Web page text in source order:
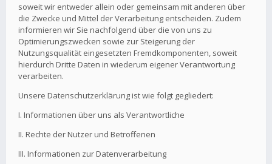
soweit wir entweder allein oder gemeinsam mit anderen über
die Zwecke und Mittel der Verarbeitung entscheiden. Zudem
informieren wir Sie nachfolgend über die von uns zu
Optimierungszwecken sowie zur Steigerung der
Nutzungsqualität eingesetzten Fremdkomponenten, soweit
hierdurch Dritte Daten in wiederum eigener Verantwortung
verarbeiten.
Unsere Datenschutzerklärung ist wie folgt gegliedert:
I. Informationen über uns als Verantwortliche
II. Rechte der Nutzer und Betroffenen
III. Informationen zur Datenverarbeitung